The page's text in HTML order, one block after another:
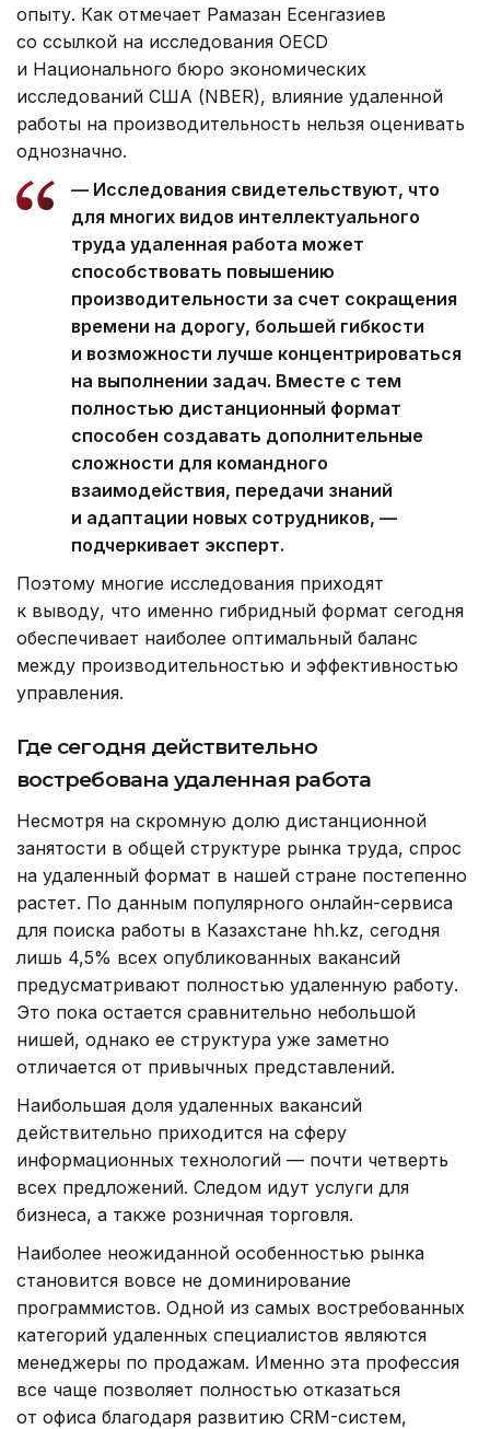
опыту. Как отмечает Рамазан Есенгазиев
со ссылкой на исследования OECD
и Национального бюро экономических
исследований США (NBER), влияние удаленной
работы на производительность нельзя оценивать
однозначно.
— Исследования свидетельствуют, что
для многих видов интеллектуального
труда удаленная работа может
способствовать повышению
производительности за счет сокращения
времени на дорогу, большей гибкости
и возможности лучше концентрироваться
на выполнении задач. Вместе с тем
полностью дистанционный формат
способен создавать дополнительные
сложности для командного
взаимодействия, передачи знаний
и адаптации новых сотрудников, —
подчеркивает эксперт.
Поэтому многие исследования приходят
к выводу, что именно гибридный формат сегодня
обеспечивает наиболее оптимальный баланс
между производительностью и эффективностью
управления.
Где сегодня действительно
востребована удаленная работа
Несмотря на скромную долю дистанционной
занятости в общей структуре рынка труда, спрос
на удаленный формат в нашей стране постепенно
растет. По данным популярного онлайн-сервиса
для поиска работы в Казахстане hh.kz, сегодня
лишь 4,5% всех опубликованных вакансий
предусматривают полностью удаленную работу.
Это пока остается сравнительно небольшой
нишей, однако ее структура уже заметно
отличается от привычных представлений.
Наибольшая доля удаленных вакансий
действительно приходится на сферу
информационных технологий — почти четверть
всех предложений. Следом идут услуги для
бизнеса, а также розничная торговля.
Наиболее неожиданной особенностью рынка
становится вовсе не доминирование
программистов. Одной из самых востребованных
категорий удаленных специалистов являются
менеджеры по продажам. Именно эта профессия
все чаще позволяет полностью отказаться
от офиса благодаря развитию CRM-систем,